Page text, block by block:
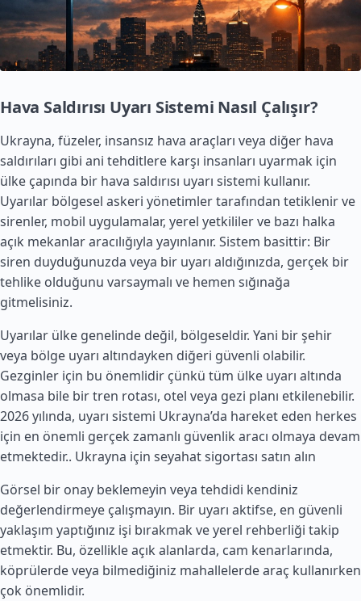
Hava Saldırısı Uyarı Sistemi Nasıl Çalışır?
Ukrayna, füzeler, insansız hava araçları veya diğer hava
saldırıları gibi ani tehditlere karşı insanları uyarmak için
ülke çapında bir hava saldırısı uyarı sistemi kullanır.
Uyarılar bölgesel askeri yönetimler tarafından tetiklenir ve
sirenler, mobil uygulamalar, yerel yetkililer ve bazı halka
açık mekanlar aracılığıyla yayınlanır. Sistem basittir: Bir
siren duyduğunuzda veya bir uyarı aldığınızda, gerçek bir
tehlike olduğunu varsaymalı ve hemen sığınağa
gitmelisiniz.
Uyarılar ülke genelinde değil, bölgeseldir. Yani bir şehir
veya bölge uyarı altındayken diğeri güvenli olabilir.
Gezginler için bu önemlidir çünkü tüm ülke uyarı altında
olmasa bile bir tren rotası, otel veya gezi planı etkilenebilir.
2026 yılında, uyarı sistemi Ukrayna’da hareket eden herkes
için en önemli gerçek zamanlı güvenlik aracı olmaya devam
etmektedir.. Ukrayna için seyahat sigortası satın alın
Görsel bir onay beklemeyin veya tehdidi kendiniz
değerlendirmeye çalışmayın. Bir uyarı aktifse, en güvenli
yaklaşım yaptığınız işi bırakmak ve yerel rehberliği takip
etmektir. Bu, özellikle açık alanlarda, cam kenarlarında,
köprülerde veya bilmediğiniz mahallelerde araç kullanırken
çok önemlidir.